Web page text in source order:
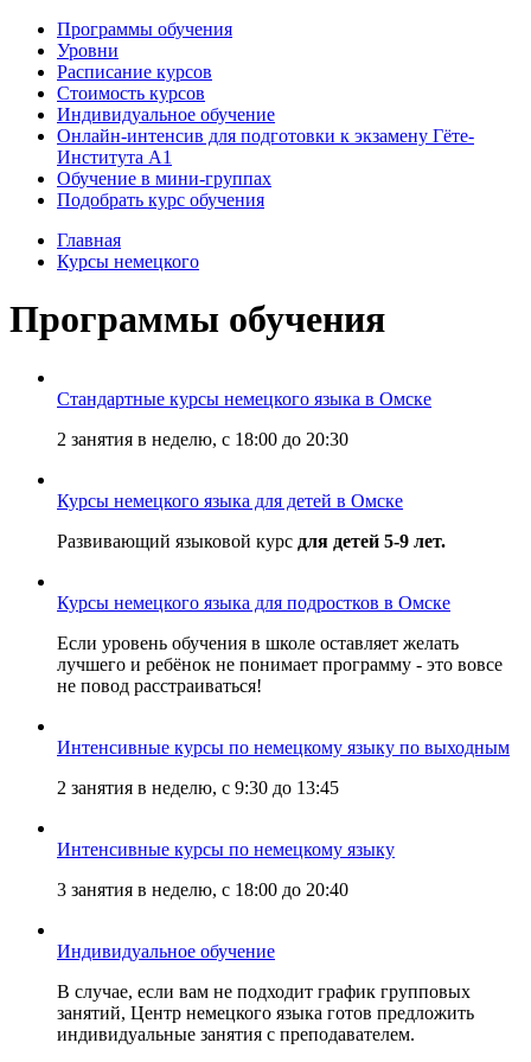
Программы обучения
Уровни
Расписание курсов
Стоимость курсов
Индивидуальное обучение
Онлайн-интенсив для подготовки к экзамену Гёте-
Института А1
Обучение в мини-группах
Подобрать курс обучения
Главная
Курсы немецкого
Программы обучения
Стандартные курсы немецкого языка в Омске
2 занятия в неделю, с 18:00 до 20:30
Курсы немецкого языка для детей в Омске
Развивающий языковой курс для детей 5-9 лет.
Курсы немецкого языка для подростков в Омске
Если уровень обучения в школе оставляет желать
лучшего и ребёнок не понимает программу - это вовсе
не повод расстраиваться!
Интенсивные курсы по немецкому языку по выходным
2 занятия в неделю, с 9:30 до 13:45
Интенсивные курсы по немецкому языку
3 занятия в неделю, с 18:00 до 20:40
Индивидуальное обучение
В случае, если вам не подходит график групповых
занятий, Центр немецкого языка готов предложить
индивидуальные занятия с преподавателем.